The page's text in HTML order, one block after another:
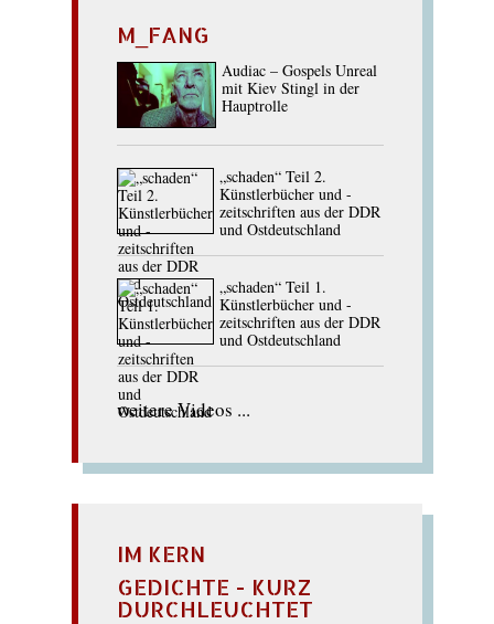
M_FANG
Audiac – Gospels Unreal
mit Kiev Stingl in der
Hauptrolle
„schaden“ Teil 2.
Künstlerbücher und -
zeitschriften aus der DDR
und Ostdeutschland
„schaden“ Teil 1.
Künstlerbücher und -
zeitschriften aus der DDR
und Ostdeutschland
weitere Videos ...
IM KERN
GEDICHTE - KURZ
DURCHLEUCHTET